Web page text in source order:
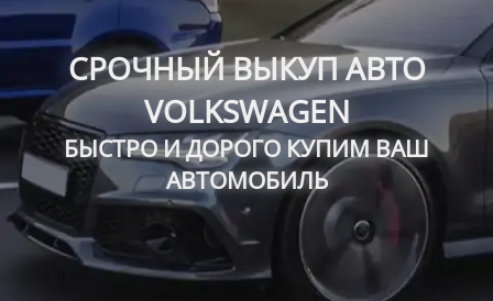
СРОЧНЫЙ ВЫКУП АВТО
VOLKSWAGEN
БЫСТРО И ДОРОГО КУПИМ ВАШ
АВТОМОБИЛЬ